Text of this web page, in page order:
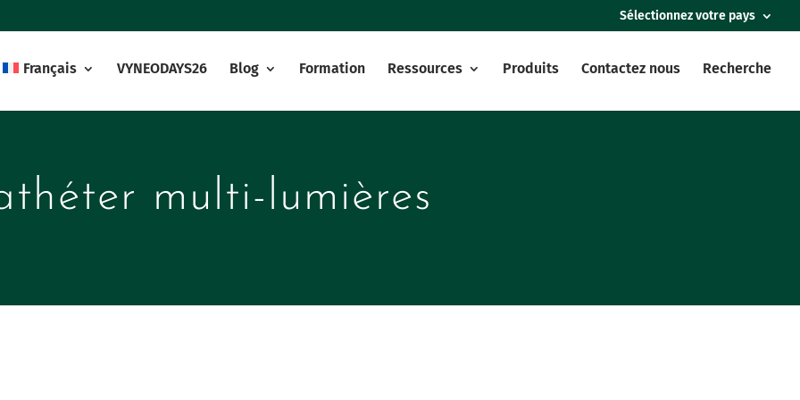
Sélectionnez votre pays
Français VYNEODAYS26 Blog Formation Ressources Produits Contactez nous Recherche
multi-lumières